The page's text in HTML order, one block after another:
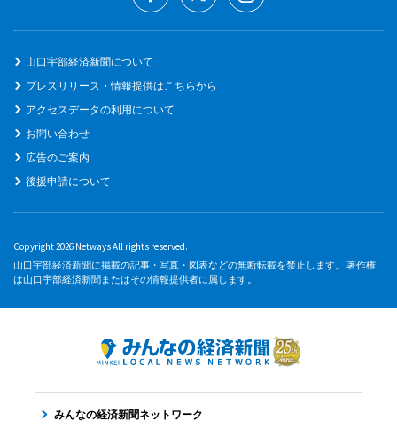
山口宇部経済新聞について
プレスリリース・情報提供はこちらから
アクセスデータの利用について
お問い合わせ
広告のご案内
後援申請について
Copyright 2026 Netways All rights reserved.
山口宇部経済新聞に掲載の記事・写真・図表などの無断転載を禁止します。 著作権
は山口宇部経済新聞またはその情報提供者に属します。
みんなの経済新聞ネットワーク